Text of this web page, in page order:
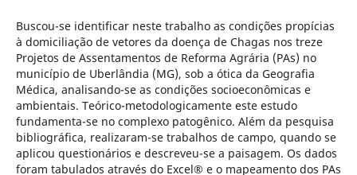
Buscou-se identificar neste trabalho as condições propícias
à domiciliação de vetores da doença de Chagas nos treze
Projetos de Assentamentos de Reforma Agrária (PAs) no
município de Uberlândia (MG), sob a ótica da Geografia
Médica, analisando-se as condições socioeconômicas e
ambientais. Teórico-metodologicamente este estudo
fundamenta-se no complexo patogênico. Além da pesquisa
bibliográfica, realizaram-se trabalhos de campo, quando se
aplicou questionários e descreveu-se a paisagem. Os dados
foram tabulados através do Excel® e o mapeamento dos PAs